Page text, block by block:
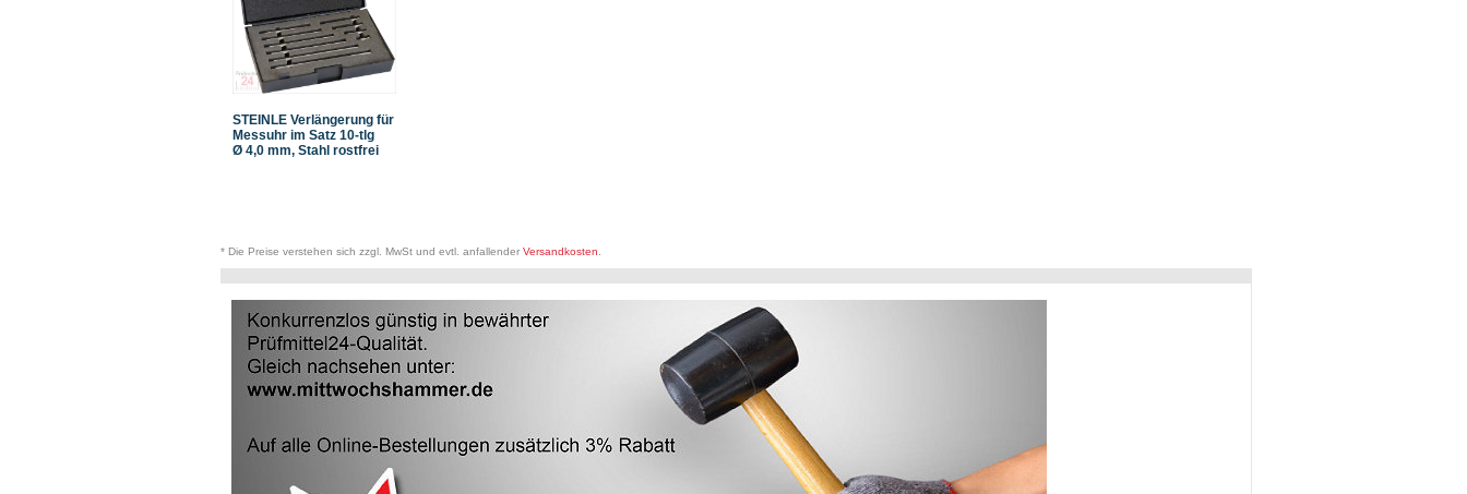
STEINLE Verlängerung für
Messuhr im Satz 10-tlg
Ø 4,0 mm, Stahl rostfrei
* Die Preise verstehen sich zzgl. MwSt und evtl. anfallender Versandkosten